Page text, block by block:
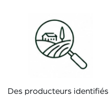
Des producteurs identifiés